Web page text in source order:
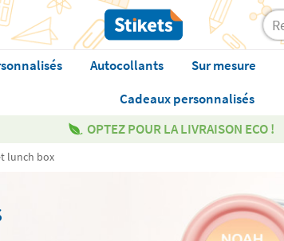
Autocollants Sur mesure
Cadeaux personnalisés
OPTEZ POUR LA LIVRAISON ECO !
lunch box